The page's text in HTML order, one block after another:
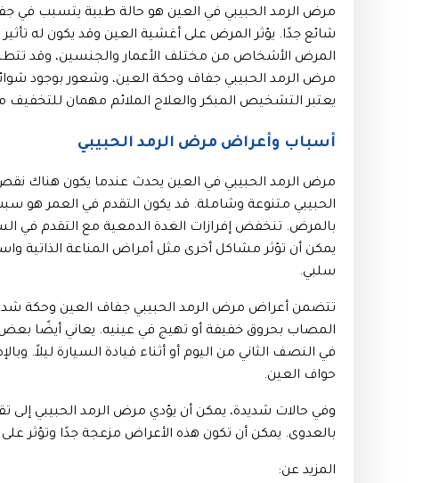
مرض الرمد الحبيبي في العين هو حالة طبية يتسبب في
شائع جدًا. يؤثر المرض على أغشية العين وقد يكون له
المرض الأشخاص من مختلف الأعمار والجنسين، وقد
مرض الرمد الحبيبي جفاف وحكة العين، وشعور بوجود
يعتبر التشخيص المبكر والعلاج الملائم مهمان
أسباب وأعراض مرض الرمد الحبيبي
مرض الرمد الحبيبي في العين يحدث عندما يكون هناك
الحبيبي متنوعة وشاملة. قد يكون التقدم في العمر هو
بالمرض. تنخفض إفرازات الغدة الدمعية مع التقدم في
يمكن أن تؤثر مشاكل أخرى مثل أمراض المناعة الذاتية
سلبي.
تتضمن أعراض مرض الرمد الحبيبي جفاف العين وحكة
المصاب بحروق خفيفة أو تهيج في عينيه. يعاني أيضًا
في النصف الثاني من اليوم أو أثناء قيادة السيارة ليلاً.
حواف العين.
وفي حالات شديدة، يمكن أن يؤدي مرض الرمد الحبيبي
بالعدوى. يمكن أن تكون هذه الأعراض مزعجة جدًا وتؤثر
المزيد عن: